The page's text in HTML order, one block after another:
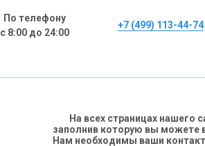
По телефону
с 8:00 до 24:00
+7 (499) 113-44-74
На всех страницах нашего
заполнив которую вы можете
Нам необходимы ваши